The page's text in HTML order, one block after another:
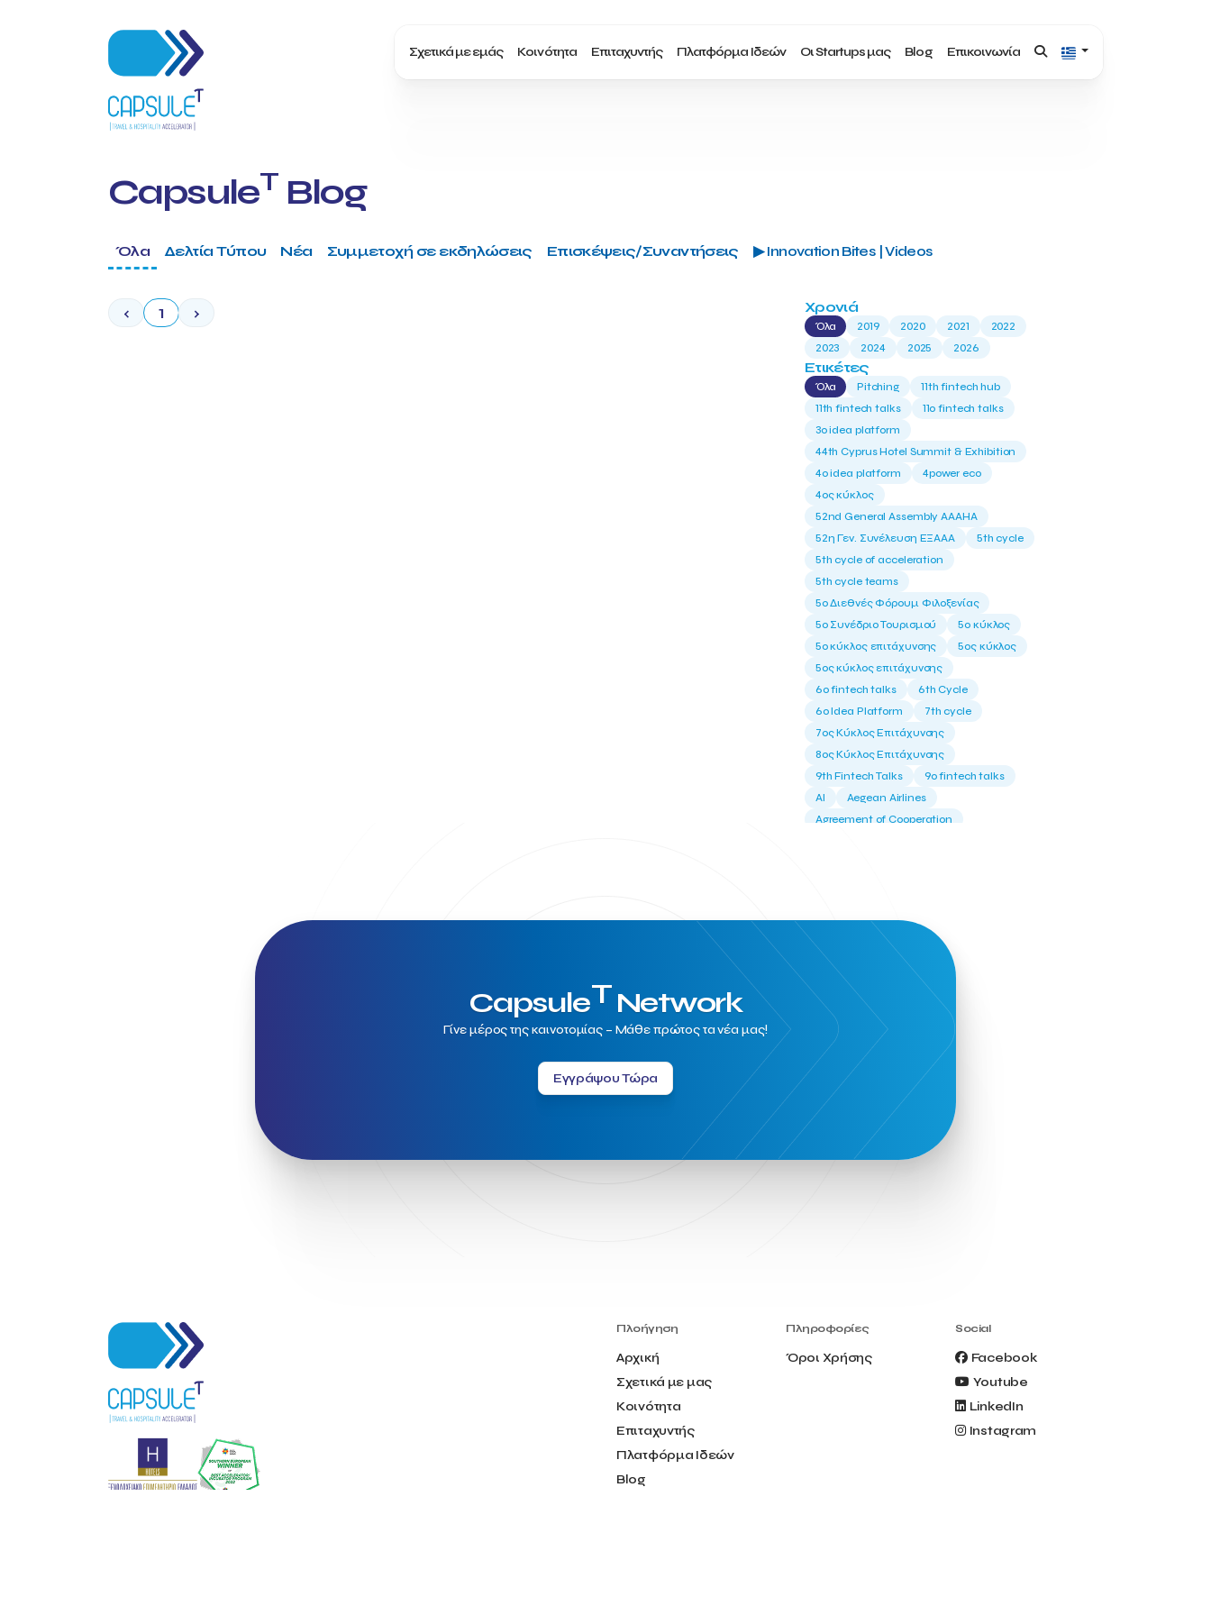
Σχετικά με εμάς Κοινότητα Επιταχυντής Πλατφόρμα Ιδεών Οι Startups μας Blog Επικοινωνία
CapsuleT Blog
Όλα Δελτία Τύπου Νέα Συμμετοχή σε εκδηλώσεις Επισκέψεις/Συναντήσεις ▶ Innovation Bites | Videos
‹ 1 › Χρονιά
Όλα 2019 2020 2021
2022
2023
2024 2025 2026
Ετικέτες
Όλα Pitching
11th fintech hub
11th fintech talks
11ο fintech talks
3o idea platform
44th Cyprus Hotel Summit & Exhibition
4o idea platform
4power eco
4ος κύκλος
52nd General Assembly AAAHA
52η Γεν. Συνέλευση ΕΞΑΑΑ
5th cycle
5th cycle of acceleration
5th cycle teams
5ο Διεθνές Φόρουμ Φιλοξενίας
5ο Συνέδριο Τουρισμού
5ο κύκλος
5ο κύκλος επιτάχυνσης
5ος κύκλος
5ος κύκλος επιτάχυνσης
6o fintech talks
6th Cycle
6ο Idea Platform
7th cycle
7ος Κύκλος Επιτάχυνσης
8ος Κύκλος Επιτάχυνσης
9th Fintech Talks
9ο fintech talks
AI
Aegean Airlines
Agreement of Cooperation
Amirandes Grecotel Boutique Resort
Angela Gerekou
Applications
Archimedes Center
Artificial Intelligence
Athens News Agency
Athens University of Economics &
Business
Best accelerator
Best incubator
Bizrupt
Booths 34-35
Borrn
Boutique Hotel
Cactus Royal Spa & Resort Hotel.
Campsaround
Canaves Oia Suites
Creta Maris
Creta Palm
Culture
Deliverback
CapsuleTNetwork
Γίνε μέρος της καινοτομίας – Μάθε πρώτος τα νέα μας!
Εγγράψου Τώρα
Πλοήγηση
Αρχική
Σχετικά με μας
Κοινότητα
Επιταχυντής
Πλατφόρμα Ιδεών
Blog
Πληροφορίες
Όροι Χρήσης
Social
Facebook
Youtube
LinkedIn
Instagram